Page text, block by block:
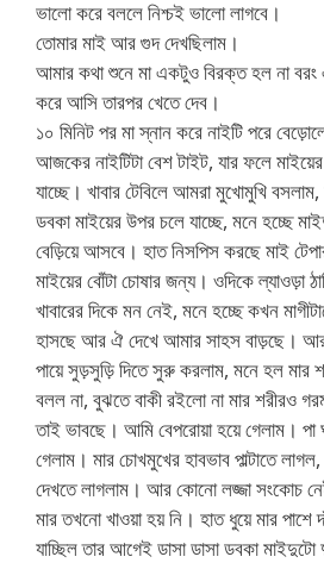
ভালো করে বললে নিশ্চই ভালো লাগবে।
তোমার মাই আর গুদ দেখছিলাম।
আমার কথা শুনে মা একটুও বিরক্ত হল না
করে আসি তারপর খেতে দেব।
১০ মিনিট পর মা স্নান করে নাইটি পরে
আজকের নাইটিটা বেশ টাইট, যার ফলে
যাচ্ছে। খাবার টেবিলে আমরা মুখোমুখি
ডবকা মাইয়ের উপর চলে যাচ্ছে, মনে হচ্ছে
বেড়িয়ে আসবে। হাত নিসপিস করছে মাই
মাইয়ের বোঁটা চোষার জন্য। ওদিকে ল্যাওড়া
খাবারের দিকে মন নেই, মনে হচ্ছে কখন
হাসছে আর ঐ দেখে আমার সাহস বাড়ছে। আর
পায়ে সুড়সুড়ি দিতে সুরু করলাম, মনে হল মার
বলল না, বুঝতে বাকী রইলো না মার শরীরও
তাই ভাবছে। আমি বেপরোয়া হয়ে গেলাম।
গেলাম। মার চোখমুখের হাবভাব পাল্টাতে
দেখতে লাগলাম। আর কোনো লজ্জা সংকোচ
মার তখনো খাওয়া হয় নি। হাত ধুয়ে মার পাশে
যাচ্ছিল তার আগেই ডাসা ডাসা ডবকা মাইদুটো